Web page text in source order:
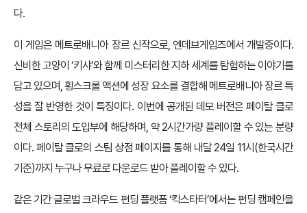
다.
이 게임은 메트로배니아 장르 신작으로, 엔데브게임즈에서 개발중이다.
신비한 고양이 ‘키샤’와 함께 미스터리한 지하 세계를 탐험하는 이야기를
담고 있으며, 횡스크롤 액션에 성장 요소를 결합해 메트로배니아 장르 특
성을 잘 반영한 것이 특징이다. 이번에 공개된 데모 버전은 페이탈 클로
전체 스토리의 도입부에 해당하며, 약 2시간가량 플레이할 수 있는 분량
이다. 페이탈 클로의 스팀 상점 페이지를 통해 내달 24일 11시(한국시간
기준)까지 누구나 무료로 다운로드 받아 플레이할 수 있다.
같은 기간 글로벌 크라우드 펀딩 플랫폼 ‘킥스타터’에서는 펀딩 캠페인을